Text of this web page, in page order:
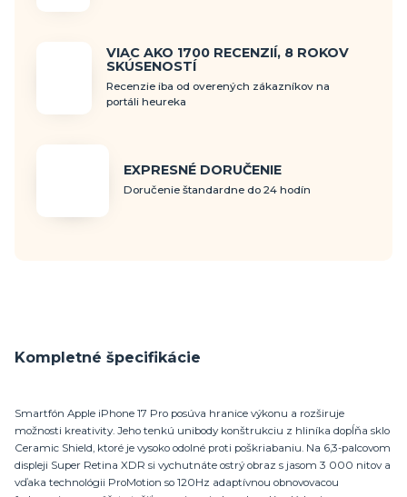
VIAC AKO 1700 RECENZIÍ, 8 ROKOV
SKÚSENOSTÍ
Recenzie iba od overených zákazníkov na
portáli heureka
EXPRESNÉ DORUČENIE
Doručenie štandardne do 24 hodín
Kompletné špecifikácie
Smartfón Apple iPhone 17 Pro posúva hranice výkonu a rozširuje
možnosti kreativity. Jeho tenkú unibody konštrukciu z hliníka dopĺňa sklo
Ceramic Shield, ktoré je vysoko odolné proti poškriabaniu. Na 6,3-palcovom
displeji Super Retina XDR si vychutnáte ostrý obraz s jasom 3 000 nitov a
vďaka technológii ProMotion so 120Hz adaptívnou obnovovacou